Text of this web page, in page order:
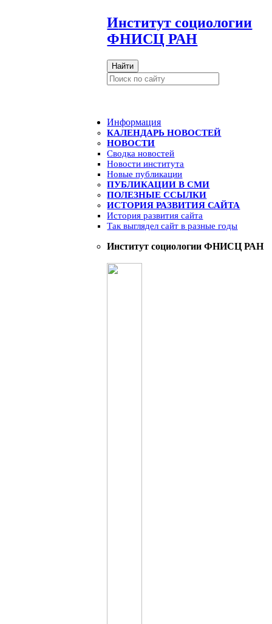
Институт социологии
ФНИСЦ РАН
Найти
Информация
КАЛЕНДАРЬ НОВОСТЕЙ
НОВОСТИ
Сводка новостей
Новости института
Новые публикации
ПУБЛИКАЦИИ В СМИ
ПОЛЕЗНЫЕ ССЫЛКИ
ИСТОРИЯ РАЗВИТИЯ САЙТА
История развития сайта
Так выглядел сайт в разные годы
Институт социологии ФНИСЦ РАН